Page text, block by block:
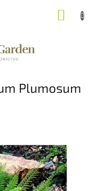
Plumosum